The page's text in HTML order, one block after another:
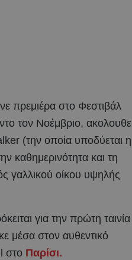
πρεμιέρα στο Φεστιβάλ
τον Νοέμβριο,
(την οποία υποδύεται η
καθημερινότητα και τη
γαλλικού οίκου υψηλής
για την πρώτη ταινία
μέσα στον αυθεντικό
στο Παρίσι.